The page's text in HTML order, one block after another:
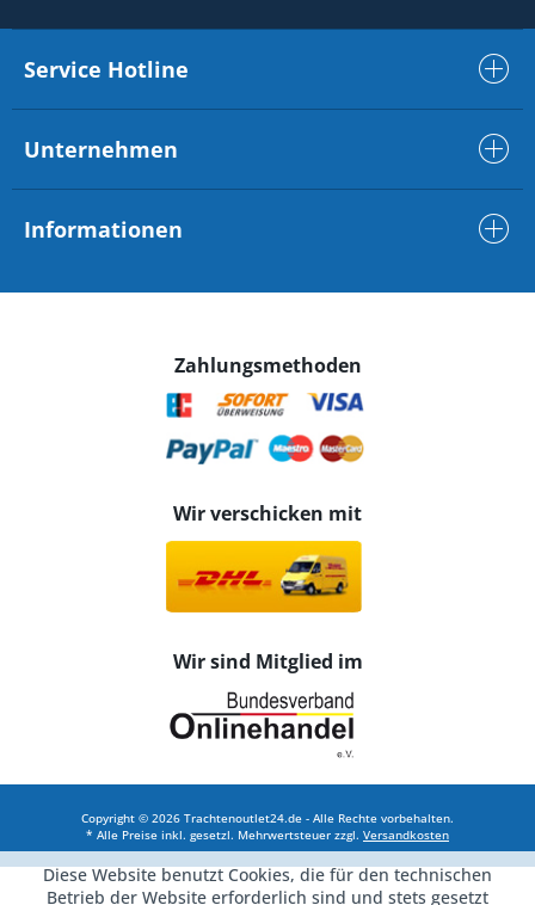
Service Hotline
Unternehmen
Informationen
Zahlungsmethoden
Wir verschicken mit
Wir sind Mitglied im
Copyright © 2026 Trachtenoutlet24.de - Alle Rechte vorbehalten.
* Alle Preise inkl. gesetzl. Mehrwertsteuer zzgl. Versandkosten
Diese Website benutzt Cookies, die für den technischen
Betrieb der Website erforderlich sind und stets gesetzt